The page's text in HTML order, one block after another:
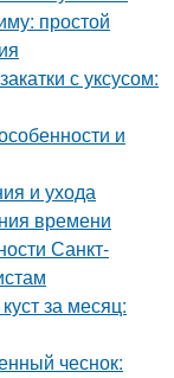
простой
с уксусом:
и
и ухода
времени
Санкт-
за месяц:
чеснок: